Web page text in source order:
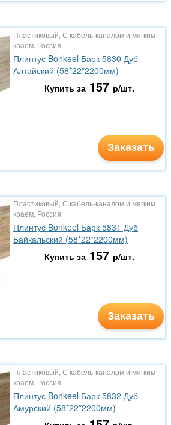
Пластиковый, С кабель-каналом и мягким
краем, Россия
Плинтус Bonkeel Барк 5830 Дуб
Алтайский (58*22*2200мм)
Купить за 157 р/шт.
Заказать
Пластиковый, С кабель-каналом и мягким
краем, Россия
Плинтус Bonkeel Барк 5831 Дуб
Байкальский (58*22*2200мм)
Купить за 157 р/шт.
Заказать
Пластиковый, С кабель-каналом и мягким
краем, Россия
Плинтус Bonkeel Барк 5832 Дуб
Амурский (58*22*2200мм)